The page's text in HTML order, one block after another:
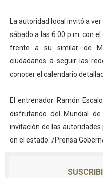
‎La autoridad local invitó a
sábado a las 6:00 p.m. con
frente a su similar de
ciudadanos a seguir las
conocer el calendario
‎El entrenador Ramón
disfrutando del Mundial
invitación de las
en el estado. /Prensa